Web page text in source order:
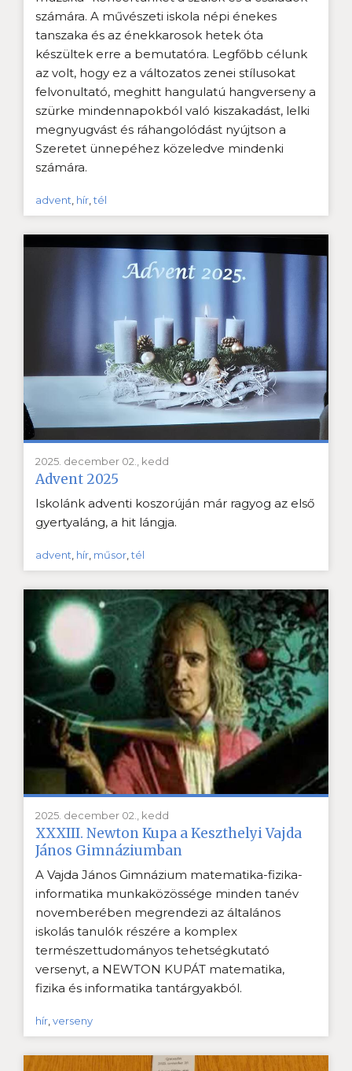
számára. A művészeti iskola népi énekes
tanszaka és az énekkarosok hetek óta
készültek erre a bemutatóra. Legfőbb célunk
az volt, hogy ez a változatos zenei stílusokat
felvonultató, meghitt hangulatú hangverseny a
szürke mindennapokból való kiszakadást, lelki
megnyugvást és ráhangolódást nyújtson a
Szeretet ünnepéhez közeledve mindenki
számára.
advent, hír,tél
2025. december 02., kedd
Advent 2025
Iskolánk adventi koszorúján már ragyog az első
gyertyaláng, a hit lángja.
advent hír műsor ,tél
2025. december 02., kedd
XXXIII. Newton Kupa a Keszthelyi Vajda
János Gimnáziumban
A Vajda János Gimnázium matematika-fizika-
informatika munkaközössége minden tanév
novemberében megrendezi az általános
iskolás tanulók részére a komplex
természettudományos tehetségkutató
versenyt, a NEWTON KUPÁT matematika,
fizika és informatika tantárgyakból.
hír verseny